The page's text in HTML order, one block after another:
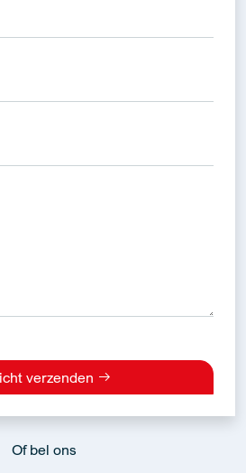
verzenden
Of bel ons